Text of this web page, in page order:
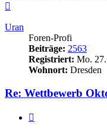
Uran
Foren-Profi
Beiträge: 2563
Registriert: Mo.
Wohnort: Dresden
Re: Wettbewerb